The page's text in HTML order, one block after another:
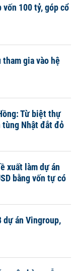
vốn 100 tỷ, góp cổ
tham gia vào hệ
Từ biệt thự
tùng Nhật đắt đỏ
xuất làm dự án
bằng vốn tự có
dự án Vingroup,